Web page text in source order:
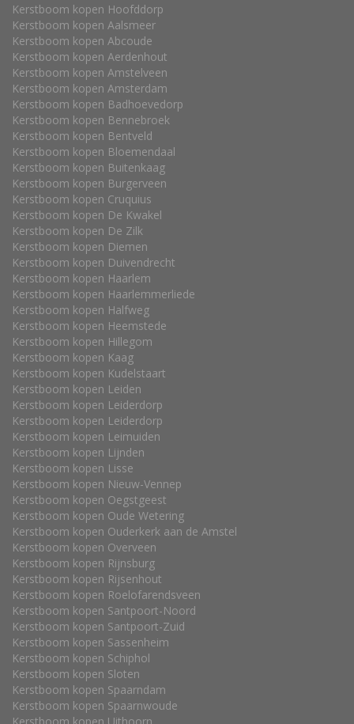
Kerstboom kopen Hoofddorp
Kerstboom kopen Aalsmeer
Kerstboom kopen Abcoude
Kerstboom kopen Aerdenhout
Kerstboom kopen Amstelveen
Kerstboom kopen Amsterdam
Kerstboom kopen Badhoevedorp
Kerstboom kopen Bennebroek
Kerstboom kopen Bentveld
Kerstboom kopen Bloemendaal
Kerstboom kopen Buitenkaag
Kerstboom kopen Burgerveen
Kerstboom kopen Cruquius
Kerstboom kopen De Kwakel
Kerstboom kopen De Zilk
Kerstboom kopen Diemen
Kerstboom kopen Duivendrecht
Kerstboom kopen Haarlem
Kerstboom kopen Haarlemmerliede
Kerstboom kopen Halfweg
Kerstboom kopen Heemstede
Kerstboom kopen Hillegom
Kerstboom kopen Kaag
Kerstboom kopen Kudelstaart
Kerstboom kopen Leiden
Kerstboom kopen Leiderdorp
Kerstboom kopen Leiderdorp
Kerstboom kopen Leimuiden
Kerstboom kopen Lijnden
Kerstboom kopen Lisse
Kerstboom kopen Nieuw-Vennep
Kerstboom kopen Oegstgeest
Kerstboom kopen Oude Wetering
Kerstboom kopen Ouderkerk aan de Amstel
Kerstboom kopen Overveen
Kerstboom kopen Rijnsburg
Kerstboom kopen Rijsenhout
Kerstboom kopen Roelofarendsveen
Kerstboom kopen Santpoort-Noord
Kerstboom kopen Santpoort-Zuid
Kerstboom kopen Sassenheim
Kerstboom kopen Schiphol
Kerstboom kopen Sloten
Kerstboom kopen Spaarndam
Kerstboom kopen Spaarnwoude